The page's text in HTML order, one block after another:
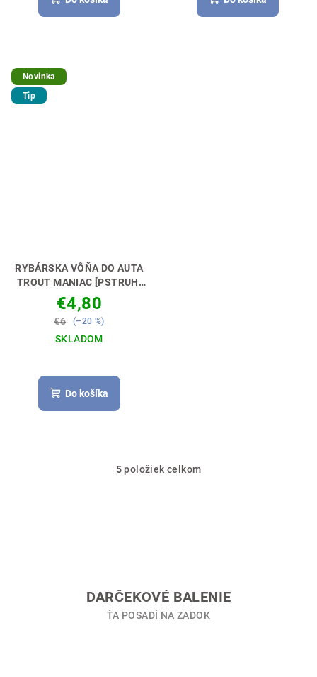
Novinka
Tip
RYBÁRSKA VÔŇA DO AUTA
TROUT MANIAC [PSTRUH]
NECH TI VONIA KÁRA🚗🎣
€4,80
€6 (–20 %)
SKLADOM
Do košíka
O
i
e
p
5položiek celkom
DARČEKOVÉ BALENIE
ŤA POSADÍ NA ZADOK